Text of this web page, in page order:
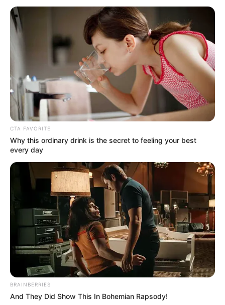
CTA FAVORITE
Why this ordinary drink is the secret to feeling your best
every day
BRAINBERRIES
And They Did Show This In Bohemian Rapsody!